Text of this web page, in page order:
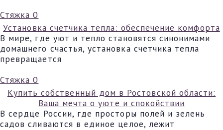
Стяжка 0
Установка счетчика тепла: обеспечение комфорта
В мире, где уют и тепло становятся синонимами
домашнего счастья, установка счетчика тепла
превращается
Стяжка 0
Купить собственный дом в Ростовской области:
Ваша мечта о уюте и спокойствии
В сердце России, где просторы полей и зелень
садов сливаются в единое целое, лежит